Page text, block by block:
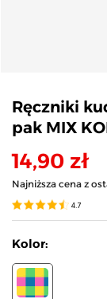
Ręczniki
pak MIX
14,90 zł
Najniższa cena z
4.7
Kolor:
MIX KOLOR